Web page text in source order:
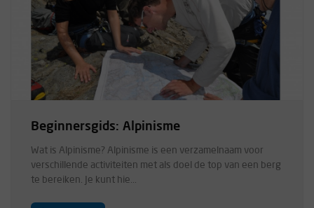
Beginnersgids: Alpinisme
Wat is Alpinisme? Alpinisme is een verzamelnaam voor
verschillende activiteiten met als doel de top van een berg
te bereiken. Je kunt hie...